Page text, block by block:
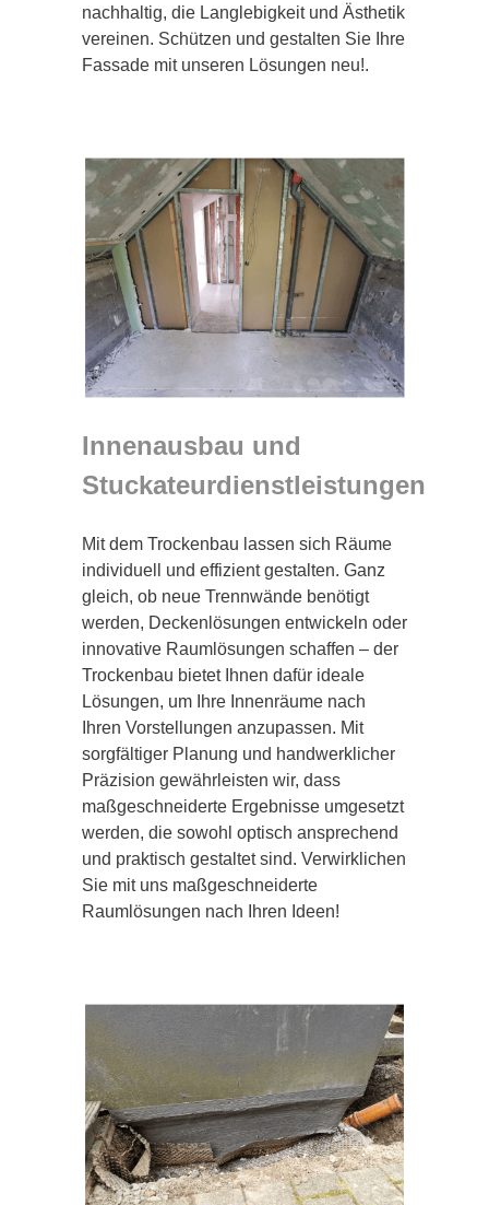
nachhaltig, die Langlebigkeit und Ästhetik
vereinen. Schützen und gestalten Sie Ihre
Fassade mit unseren Lösungen neu!.
Innenausbau und
Stuckateurdienstleistungen
Mit dem Trockenbau lassen sich Räume
individuell und effizient gestalten. Ganz
gleich, ob neue Trennwände benötigt
werden, Deckenlösungen entwickeln oder
innovative Raumlösungen schaffen – der
Trockenbau bietet Ihnen dafür ideale
Lösungen, um Ihre Innenräume nach
Ihren Vorstellungen anzupassen. Mit
sorgfältiger Planung und handwerklicher
Präzision gewährleisten wir, dass
maßgeschneiderte Ergebnisse umgesetzt
werden, die sowohl optisch ansprechend
und praktisch gestaltet sind. Verwirklichen
Sie mit uns maßgeschneiderte
Raumlösungen nach Ihren Ideen!